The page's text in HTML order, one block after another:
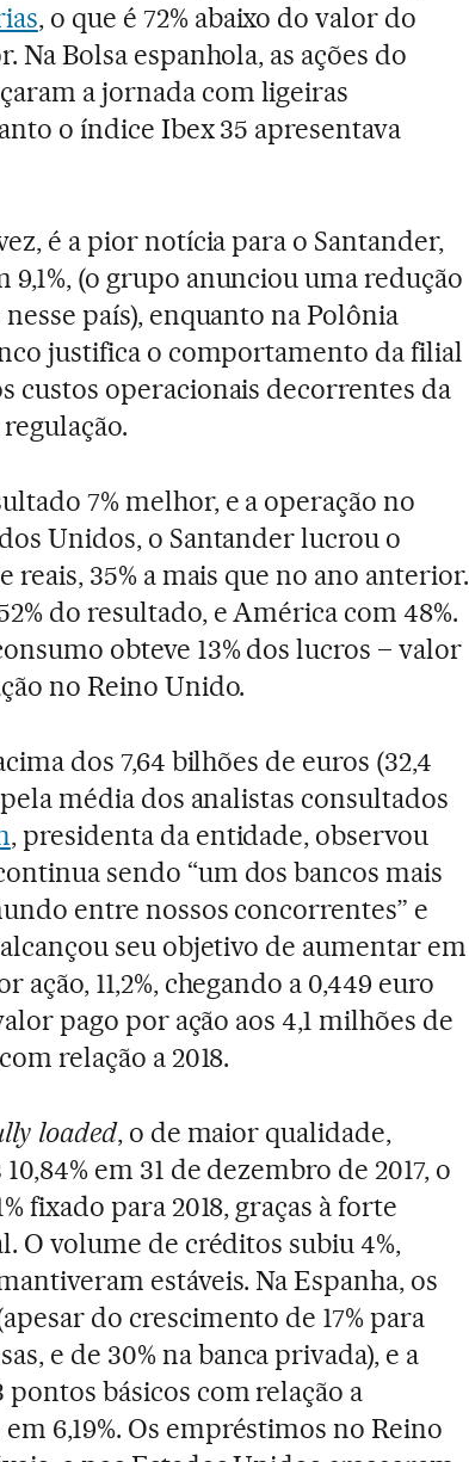
, o que é 72% abaixo do valor do
Na Bolsa espanhola, as ações do
a jornada com ligeiras
o índice Ibex 35 apresentava
é a pior notícia para o Santander,
(o grupo anunciou uma redução
país), enquanto na Polônia
justifica o comportamento da filial
custos operacionais decorrentes da
7% melhor, e a operação no
Unidos, o Santander lucrou o
reais, 35% a mais que no ano anterior.
do resultado, e América com 48%.
obteve 13% dos lucros – valor
no Reino Unido.
dos 7,64 bilhões de euros (32,4
média dos analistas consultados
, presidenta da entidade, observou
sendo “um dos bancos mais
entre nossos concorrentes” e
seu objetivo de aumentar em
11,2%, chegando a 0,449 euro
pago por ação aos 4,1 milhões de
relação a 2018.
loaded, o de maior qualidade,
em 31 de dezembro de 2017, o
fixado para 2018, graças à forte
O volume de créditos subiu 4%,
estáveis. Na Espanha, os
do crescimento de 17% para
e de 30% na banca privada), e a
básicos com relação a
6,19%. Os empréstimos no Reino